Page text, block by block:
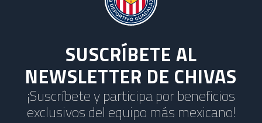
SUSCRÍBETE AL
NEWSLETTER DE CHIVAS
¡Suscríbete y participa por beneficios
exclusivos del equipo más mexicano!